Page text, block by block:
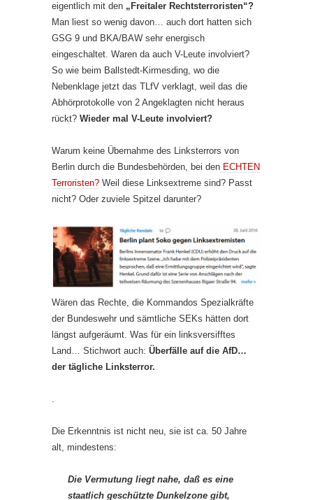
eigentlich mit den „Freitaler Rechtsterroristen“?
Man liest so wenig davon… auch dort hatten sich
GSG 9 und BKA/BAW sehr energisch
eingeschaltet. Waren da auch V-Leute involviert?
So wie beim Ballstedt-Kirmesding, wo die
Nebenklage jetzt das TLfV verklagt, weil das die
Abhörprotokolle von 2 Angeklagten nicht heraus
rückt? Wieder mal V-Leute involviert?
Warum keine Übernahme des Linksterrors von
Berlin durch die Bundesbehörden, bei den ECHTEN
Terroristen? Weil diese Linksextreme sind? Passt
nicht? Oder zuviele Spitzel darunter?
Wären das Rechte, die Kommandos Spezialkräfte
der Bundeswehr und sämtliche SEKs hätten dort
längst aufgeräumt. Was für ein linksversifftes
Land… Stichwort auch: Überfälle auf die AfD…
der tägliche Linksterror.
.
Die Erkenntnis ist nicht neu, sie ist ca. 50 Jahre
alt, mindestens:
Die Vermutung liegt nahe, daß es eine
staatlich geschützte Dunkelzone gibt,